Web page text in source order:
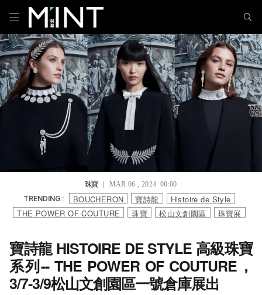
珠寶｜ MAR 06 , 2024 00:00
TRENDING : BOUCHERON 寶詩龍
Histoire de Style
THE POWER OF COUTURE
珠寶 松山文創園區 珠寶展
寶詩龍 HISTOIRE DE STYLE 高級珠寶
系列-- THE POWER OF COUTURE，
3/7-3/9松山文創園區一號倉庫展出